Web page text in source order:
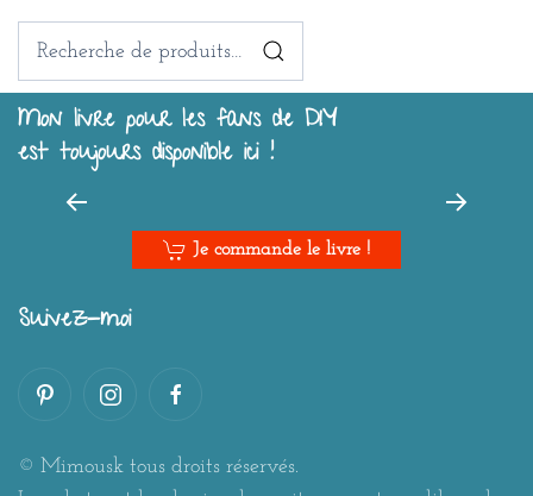
Recherche
Mon livre pour les fans de DIY
est toujours disponible ici !
Je commande le livre !
Suivez-moi
© Mimousk tous droits réservés.